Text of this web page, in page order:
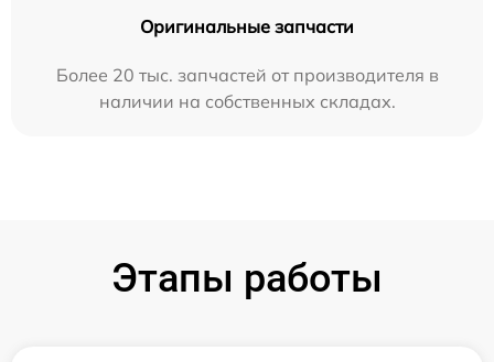
Оригинальные запчасти
Более 20 тыс. запчастей от производителя в
наличии на собственных складах.
Этапы работы